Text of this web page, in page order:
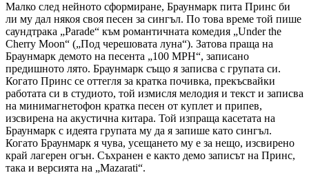
Малко след нейното сформиране, Браунмарк пита Принс би
ли му дал някоя своя песен за сингъл. По това време той пише
саундтрака „Parade“ към романтичната комедия „Under the
Cherry Moon“ („Под черешовата луна“). Затова праща на
Браунмарк демото на песента „100 MPH“, записано
предишното лято. Браунмарк също я записва с групата си.
Когато Принс се оттегля за кратка почивка, прекъсвайки
работата си в студиото, той измисля мелодия и текст и записва
на минимагнетофон кратка песен от куплет и припев,
изсвирена на акустична китара. Той изпраща касетата на
Браунмарк с идеята групата му да я запише като сингъл.
Когато Браунмарк я чува, усещането му е за нещо, изсвирено
край лагерен огън. Съхранен е както демо записът на Принс,
така и версията на „Mazarati“.